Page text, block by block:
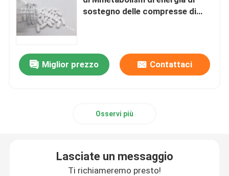
Supplementi della glucosamina
Supplemento di Colleen Fitzpatrick
Integratore alimentare di erbe
sostegno delle compresse di
Miglior prezzo Contattaci
Osservi più
Lasciate un messaggio
Ti richiameremo presto!